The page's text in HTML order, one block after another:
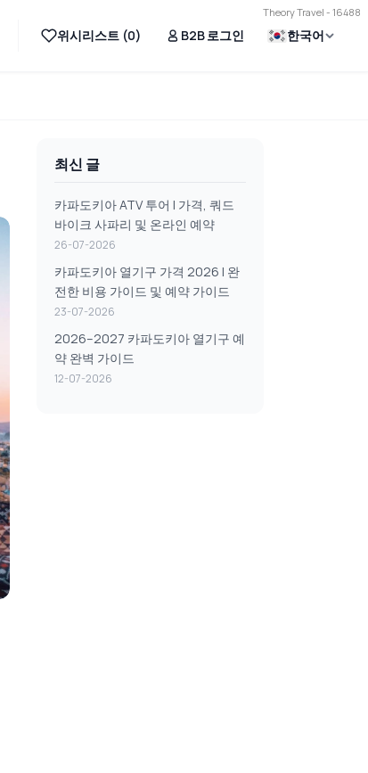
Theory Travel - 16488
위시리스트 (0) B2B 로그인 한국어
최신 글
카파도키아 ATV 투어 | 가격, 쿼드
바이크 사파리 및 온라인 예약
26-07-2026
카파도키아 열기구 가격 2026 | 완
전한 비용 가이드 및 예약 가이드
23-07-2026
2026–2027 카파도키아 열기구 예
약 완벽 가이드
12-07-2026